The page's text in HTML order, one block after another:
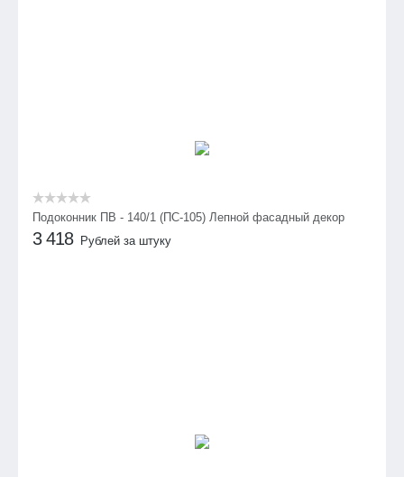
Подоконник ПВ - 140/1 (ПС-105) Лепной фасадный декор
3 418 Рублей за штуку